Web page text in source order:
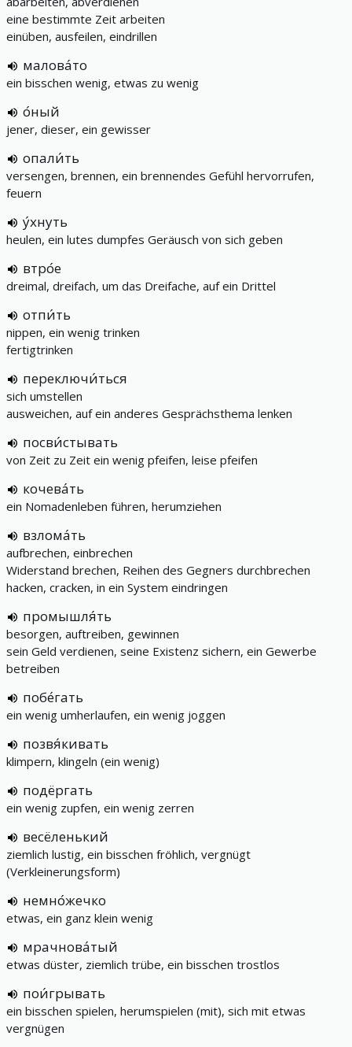
eine bestimmte Zeit arbeiten
einüben, ausfeilen, eindrillen
малова́то
ein bisschen wenig, etwas zu wenig
о́ный
jener, dieser, ein gewisser
опали́ть
versengen, brennen, ein brennendes Gefühl hervorrufen,
feuern
у́хнуть
heulen, ein lutes dumpfes Geräusch von sich geben
втро́е
dreimal, dreifach, um das Dreifache, auf ein Drittel
отпи́ть
nippen, ein wenig trinken
fertigtrinken
переключи́ться
sich umstellen
ausweichen, auf ein anderes Gesprächsthema lenken
посви́стывать
von Zeit zu Zeit ein wenig pfeifen, leise pfeifen
кочева́ть
ein Nomadenleben führen, herumziehen
взлома́ть
aufbrechen, einbrechen
Widerstand brechen, Reihen des Gegners durchbrechen
hacken, cracken, in ein System eindringen
промышля́ть
besorgen, auftreiben, gewinnen
sein Geld verdienen, seine Existenz sichern, ein Gewerbe
betreiben
побе́гать
ein wenig umherlaufen, ein wenig joggen
позвя́кивать
klimpern, klingeln (ein wenig)
подёргать
ein wenig zupfen, ein wenig zerren
весёленький
ziemlich lustig, ein bisschen fröhlich, vergnügt
(Verkleinerungsform)
немно́жечко
etwas, ein ganz klein wenig
мрачнова́тый
etwas düster, ziemlich trübe, ein bisschen trostlos
пои́грывать
ein bisschen spielen, herumspielen (mit), sich mit etwas
vergnügen